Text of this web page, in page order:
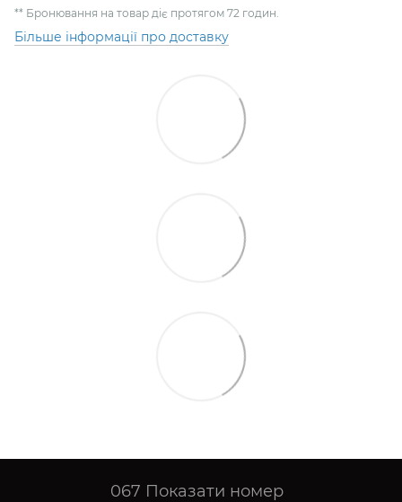
** Бронювання на товар діє протягом 72 годин.
Більше інформації про доставку
067 Показати номер